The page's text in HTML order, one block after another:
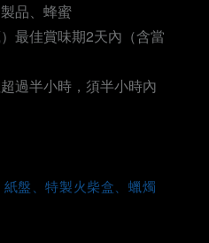
品、蜂蜜
最佳賞味期2天內（含當
過半小時，須半小時內
盤、特製火柴盒、蠟燭